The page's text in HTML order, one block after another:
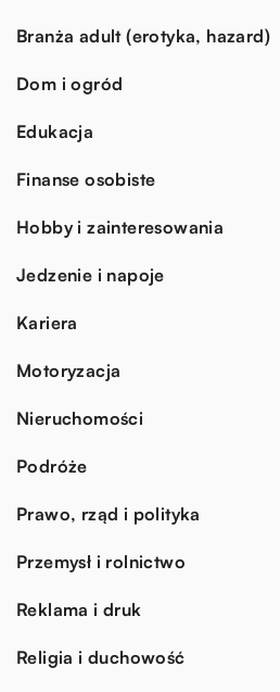
Branża adult (erotyka, hazard)
Dom i ogród
Edukacja
Finanse osobiste
Hobby i zainteresowania
Jedzenie i napoje
Kariera
Motoryzacja
Nieruchomości
Podróże
Prawo, rząd i polityka
Przemysł i rolnictwo
Reklama i druk
Religia i duchowość